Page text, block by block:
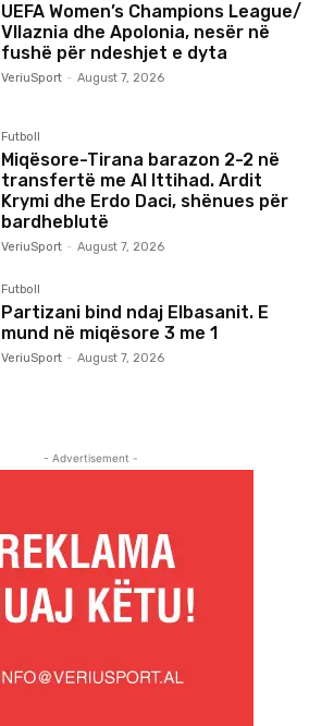
UEFA Women’s Champions League/
Vllaznia dhe Apolonia, nesër në
fushë për ndeshjet e dyta
VeriuSport - August 7, 2026
Futboll
Miqësore-Tirana barazon 2-2 në
transfertë me Al Ittihad. Ardit
Krymi dhe Erdo Daci, shënues për
bardheblutë
VeriuSport - August 7, 2026
Futboll
Partizani bind ndaj Elbasanit. E
mund në miqësore 3 me 1
VeriuSport - August 7, 2026
- Advertisement -